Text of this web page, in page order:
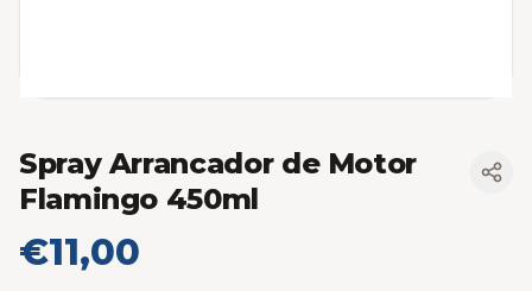
Spray Arrancador de Motor
Flamingo 450ml
€11,00